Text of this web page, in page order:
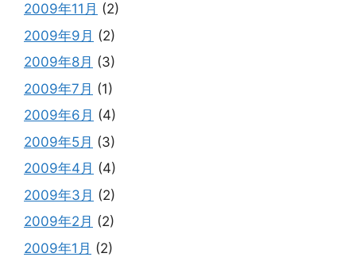
2009年11月 (2)
2009年9月 (2)
2009年8月 (3)
2009年7月 (1)
2009年6月 (4)
2009年5月 (3)
2009年4月 (4)
2009年3月 (2)
2009年2月 (2)
2009年1月 (2)